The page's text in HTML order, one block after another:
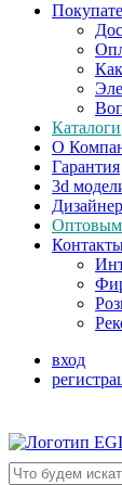
Каталоги
О
Гарантия
3d
Оптовым
вход